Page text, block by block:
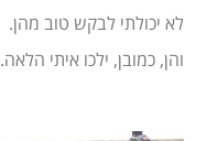
לא יכולתי לבקש טוב מהן.
והן, כמובן, ילכו איתי הלאה.